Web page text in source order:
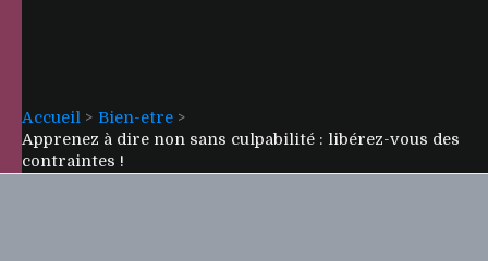
Accueil
Bien-etre
Apprenez à dire non sans culpabilité : libérez-vous des
contraintes !